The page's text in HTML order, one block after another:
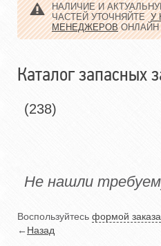
НАЛИЧИЕ И
ЧАСТЕЙ УТОЧНЯЙТЕУ
МЕНЕДЖЕРОВОНЛАЙН
Каталог запасных
(238)
Не нашли
Воспользуйтесь формой заказа
←Назад